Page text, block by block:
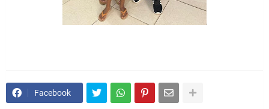
Facebook